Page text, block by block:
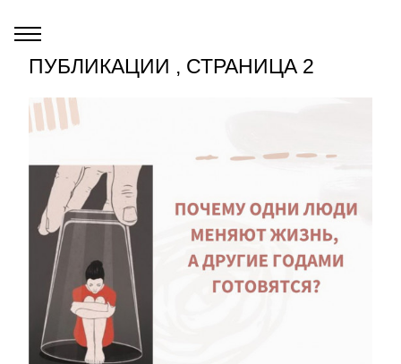
ПУБЛИКАЦИИ , СТРАНИЦА 2